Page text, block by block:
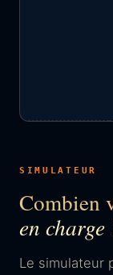
SIMULATEUR
Combien
en charge
Le simulateur